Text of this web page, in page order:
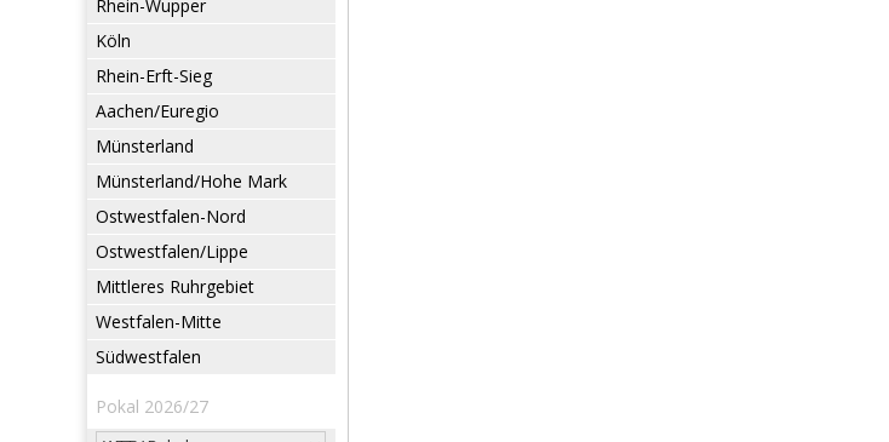
Rhein-Wupper
Köln
Rhein-Erft-Sieg
Aachen/Euregio
Münsterland
Münsterland/Hohe Mark
Ostwestfalen-Nord
Ostwestfalen/Lippe
Mittleres Ruhrgebiet
Westfalen-Mitte
Südwestfalen
Pokal 2026/27